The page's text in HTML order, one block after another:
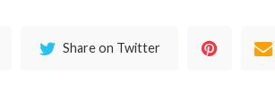
Share on Twitter